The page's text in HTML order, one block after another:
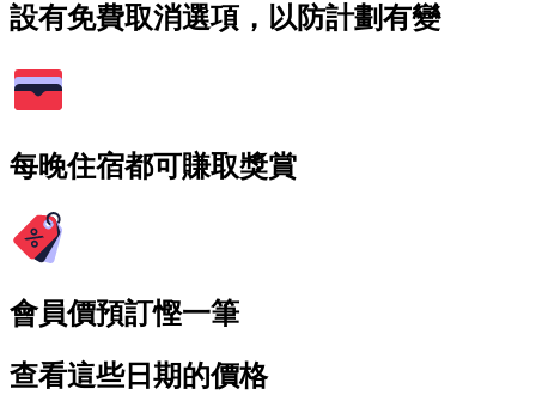
設有免費取消選項，以防計劃有變
每晚住宿都可賺取獎賞
會員價預訂慳一筆
查看這些日期的價格